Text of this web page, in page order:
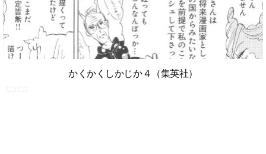
かくかくしかじか４（集英社）